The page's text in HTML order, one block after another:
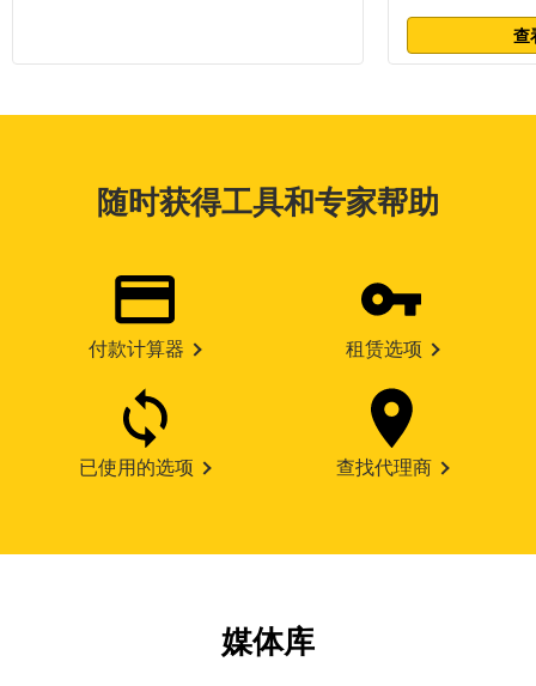
查
随时获得工具和专家帮助
付款计算器 租赁选项
已使用的选项 查找代理商
媒体库